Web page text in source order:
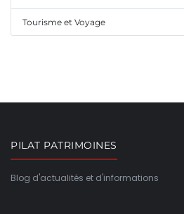
Tourisme et Voyage
PILAT PATRIMOINES
Blog d'actualités et d'informations